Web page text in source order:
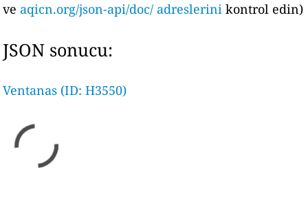
ve aqicn.org/json-api/doc/ adreslerini kontrol edin)
JSON sonucu:
Ventanas (ID: H3550)